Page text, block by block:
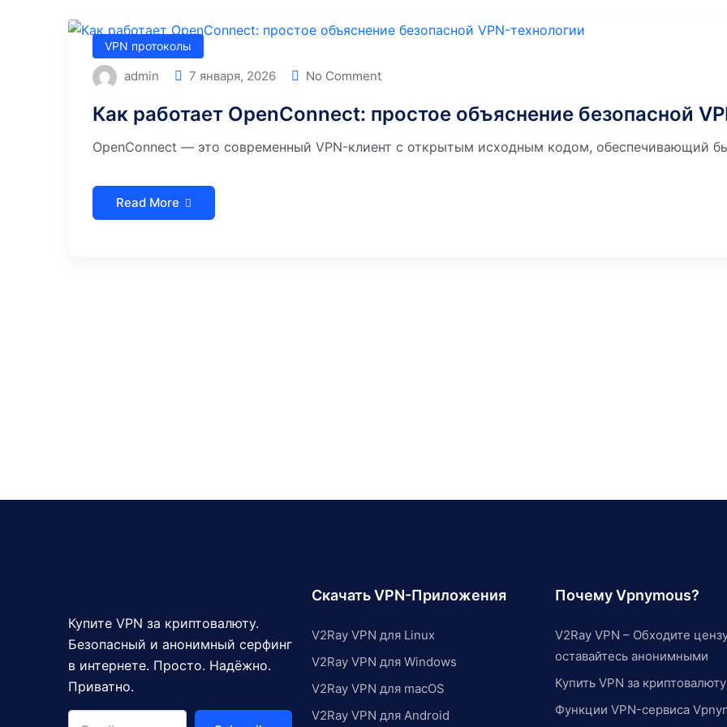
VPN протоколы
admin 7 января, 2026 No Comment
Как работает OpenConnect: простое объяснение безопасной
OpenConnect — это современный VPN-клиент с открытым исходным кодом, обеспечивающий
Read More
Купите VPN за криптовалюту.
Безопасный и анонимный серфинг
в интернете. Просто. Надёжно.
Приватно.
Скачать VPN-Приложения
V2Ray VPN для Linux
V2Ray VPN для Windows
V2Ray VPN для macOS
V2Ray VPN для Android
Почему Vpnymous?
V2Ray VPN – Обходите
оставайтесь анонимными
Купить VPN за криптовалюту
Функции VPN-сервиса